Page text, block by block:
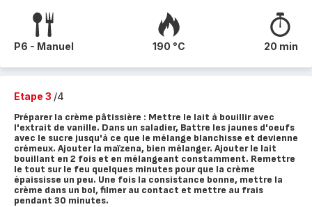
P6 - Manuel 190 °C 20 min
Etape 3 /4
Préparer la crème pâtissière : Mettre le lait à bouillir avec
l'extrait de vanille. Dans un saladier, Battre les jaunes d'oeufs
avec le sucre jusqu'à ce que le mélange blanchisse et devienne
crémeux. Ajouter la maïzena, bien mélanger. Ajouter le lait
bouillant en 2 fois et en mélangeant constamment. Remettre
le tout sur le feu quelques minutes pour que la crème
épaississe un peu. Une fois la consistance bonne, mettre la
crème dans un bol, filmer au contact et mettre au frais
pendant 30 minutes.